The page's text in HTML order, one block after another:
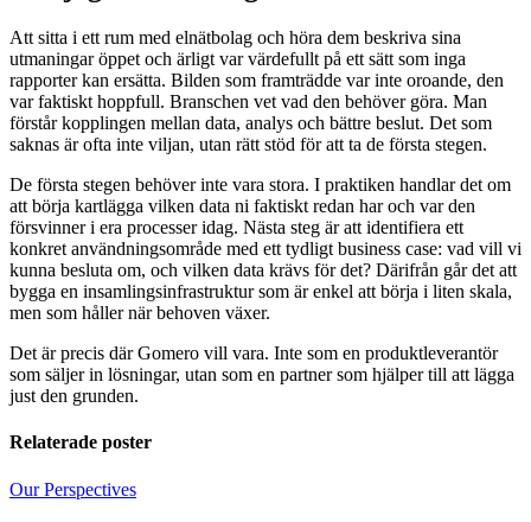
Att sitta i ett rum med elnätbolag och höra dem beskriva sina
utmaningar öppet och ärligt var värdefullt på ett sätt som inga
rapporter kan ersätta. Bilden som framträdde var inte oroande, den
var faktiskt hoppfull. Branschen vet vad den behöver göra. Man
förstår kopplingen mellan data, analys och bättre beslut. Det som
saknas är ofta inte viljan, utan rätt stöd för att ta de första stegen.
De första stegen behöver inte vara stora. I praktiken handlar det om
att börja kartlägga vilken data ni faktiskt redan har och var den
försvinner i era processer idag. Nästa steg är att identifiera ett
konkret användningsområde med ett tydligt business case: vad vill vi
kunna besluta om, och vilken data krävs för det? Därifrån går det att
bygga en insamlingsinfrastruktur som är enkel att börja i liten skala,
men som håller när behoven växer.
Det är precis där Gomero vill vara. Inte som en produktleverantör
som säljer in lösningar, utan som en partner som hjälper till att lägga
just den grunden.
Relaterade poster
Our Perspectives